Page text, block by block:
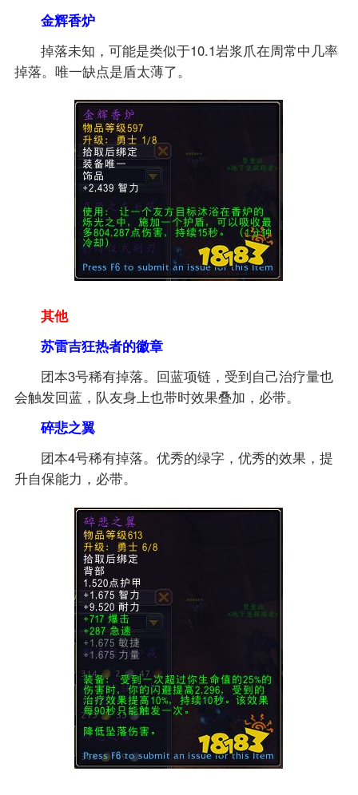
金辉香炉
掉落未知，可能是类似于10.1岩浆爪在周常中几率
掉落。唯一缺点是盾太薄了。
其他
苏雷吉狂热者的徽章
团本3号稀有掉落。回蓝项链，受到自己治疗量也
会触发回蓝，队友身上也带时效果叠加，必带。
碎悲之翼
团本4号稀有掉落。优秀的绿字，优秀的效果，提
升自保能力，必带。